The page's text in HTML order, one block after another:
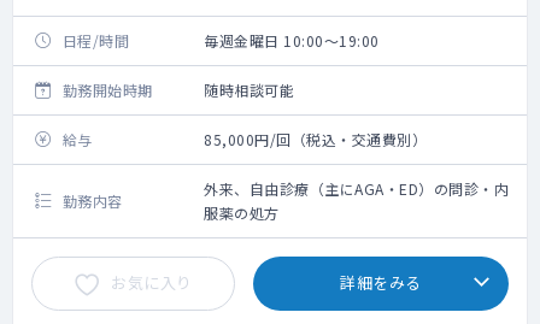
日程/時間 毎週金曜日 10:00～19:00
勤務開始時期 随時相談可能
給与 85,000円/回（税込・交通費別）
勤務内容
外来、自由診療（主にAGA・ED）の問診・内
服薬の処方
お気に入り 詳細をみる